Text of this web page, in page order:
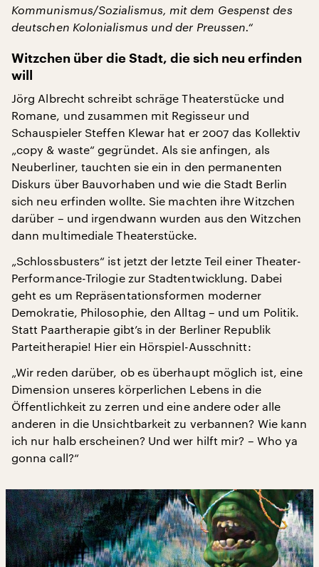
Kommunismus/Sozialismus, mit dem Gespenst des
deutschen Kolonialismus und der Preussen.“
Witzchen über die Stadt, die sich neu erfinden
will
Jörg Albrecht schreibt schräge Theaterstücke und
Romane, und zusammen mit Regisseur und
Schauspieler Steffen Klewar hat er 2007 das Kollektiv
„copy & waste“ gegründet. Als sie anfingen, als
Neuberliner, tauchten sie ein in den permanenten
Diskurs über Bauvorhaben und wie die Stadt Berlin
sich neu erfinden wollte. Sie machten ihre Witzchen
darüber – und irgendwann wurden aus den Witzchen
dann multimediale Theaterstücke.
„Schlossbusters“ ist jetzt der letzte Teil einer Theater-
Performance-Trilogie zur Stadtentwicklung. Dabei
geht es um Repräsentationsformen moderner
Demokratie, Philosophie, den Alltag – und um Politik.
Statt Paartherapie gibt’s in der Berliner Republik
Parteitherapie! Hier ein Hörspiel-Ausschnitt:
„Wir reden darüber, ob es überhaupt möglich ist, eine
Dimension unseres körperlichen Lebens in die
Öffentlichkeit zu zerren und eine andere oder alle
anderen in die Unsichtbarkeit zu verbannen? Wie kann
ich nur halb erscheinen? Und wer hilft mir? – Who ya
gonna call?“